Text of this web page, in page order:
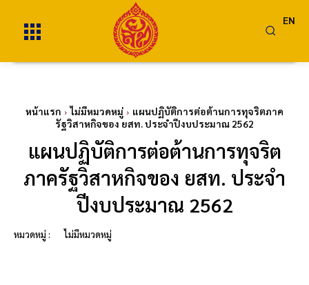
EN
หน้าแรก ไม่มีหมวดหมู่
แผนปฏิบัติการต่อต้านการทุจริตภาค
รัฐวิสาหกิจของ ยสท. ประจำปีงบประมาณ 2562
แผนปฏิบัติการต่อต้านการทุจริต
ภาครัฐวิสาหกิจของ ยสท. ประจำ
ปีงบประมาณ 2562
หมวดหมู่ : ไม่มีหมวดหมู่